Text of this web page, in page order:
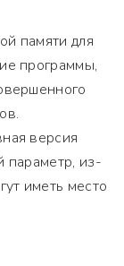
памяти для
программы,
версия
параметр, из-
иметь место